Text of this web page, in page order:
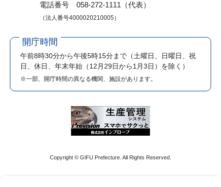
電話番号 058-272-1111（代表）
（法人番号4000020210005）
開庁時間
午前8時30分から午後5時15分まで （土曜日、日曜日、祝
日、休日、年末年始（12月29日から1月3日）を除く）
※一部、開庁時間の異なる機関、施設があります。
Copyright © GIFU Prefecture. All Rights Reserved.